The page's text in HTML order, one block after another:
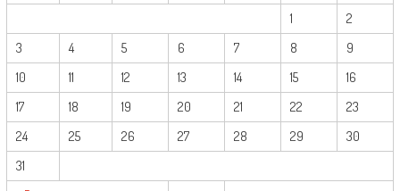
1
2
3
4 5 6 7 8
9
10
11 12 13 14 15
16
17
18 19 20 21 22
23
24
25 26 27 28 29
30
31